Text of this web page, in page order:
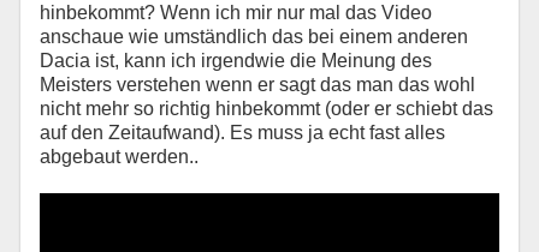
hinbekommt? Wenn ich mir nur mal das Video
anschaue wie umständlich das bei einem anderen
Dacia ist, kann ich irgendwie die Meinung des
Meisters verstehen wenn er sagt das man das wohl
nicht mehr so richtig hinbekommt (oder er schiebt das
auf den Zeitaufwand). Es muss ja echt fast alles
abgebaut werden..